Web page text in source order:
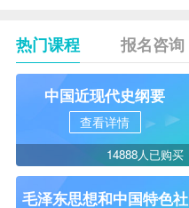
热门课程 报名咨询
中国近现代史纲要
查看详情
14888人已购买
毛泽东思想和中国特色社